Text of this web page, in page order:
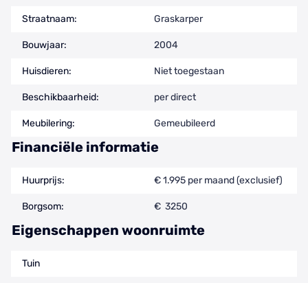
Straatnaam: Graskarper
Bouwjaar: 2004
Huisdieren: Niet toegestaan
Beschikbaarheid: per direct
Meubilering: Gemeubileerd
Financiële informatie
Huurprijs: € 1.995 per maand (exclusief)
Borgsom: € 3250
Eigenschappen woonruimte
Tuin